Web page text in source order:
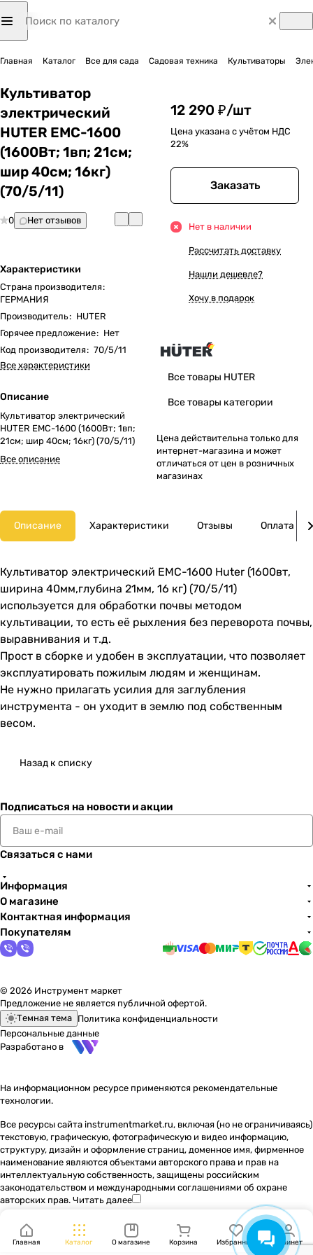
Главная Каталог Все для сада Садовая техника Культиваторы
Культиватор
электрический
HUTER EMC-1600
(1600Вт; 1вп; 21см;
шир 40см; 16кг)
(70/5/11)
0 Нет отзывов
Характеристики
Страна производителя:
ГЕРМАНИЯ
Производитель: HUTER
Горячее предложение: Нет
Код производителя: 70/5/11
Все характеристики
Описание
Культиватор электрический
HUTER EMC-1600 (1600Вт; 1вп;
21см; шир 40см; 16кг) (70/5/11)
Все описание
12 290 ₽/шт
Цена указана с учётом НДС
22%
Заказать
Нет в наличии
Рассчитать доставку
Нашли дешевле?
Хочу в подарок
Все товары HUTER
Все товары категории
Цена действительна только для
интернет-магазина и может
отличаться от цен в розничных
магазинах
Описание Характеристики Отзывы Оплата
Культиватор электрический EMC-1600 Huter (1600вт,
ширина 40мм,глубина 21мм, 16 кг) (70/5/11)
используется для обработки почвы методом
культивации, то есть её рыхления без переворота почвы,
выравнивания и т.д.
Прост в сборке и удобен в эксплуатации, что позволяет
эксплуатировать пожилым людям и женщинам.
Не нужно прилагать усилия для заглубления
инструмента - он уходит в землю под собственным
весом.
Назад к списку
Подписаться на новости и акции
Связаться с нами
Информация
О магазине
Контактная информация
Покупателям
© 2026 Инструмент маркет
Предложение не является публичной офертой.
Темная тема Политика конфиденциальности
Персональные данные
Разработано в
На информационном ресурсе применяются рекомендательные
технологии.
Все ресурсы сайта instrumentmarket.ru, включая (но не ограничиваясь)
текстовую, графическую, фотографическую и видео информацию,
структуру, дизайн и оформление страниц, доменное имя, фирменное
наименование являются объектами авторского права и прав на
интеллектуальную собственность, защищены российским
законодательством и международными соглашениями об охране
авторских прав. Читать далее
Главная Каталог О магазине Корзина Избранные Кабинет